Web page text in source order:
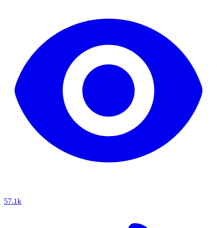
57.1k